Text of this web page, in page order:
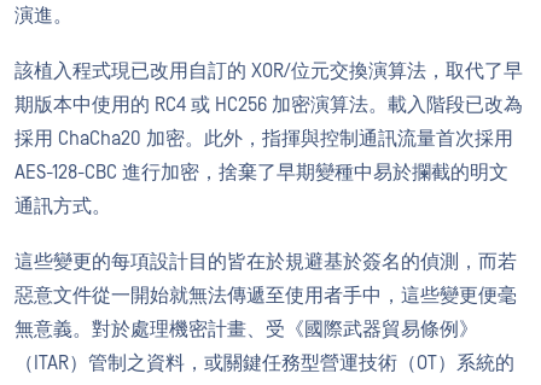
演進。
該植入程式現已改用自訂的 XOR/位元交換演算法，取代了早
期版本中使用的 RC4 或 HC256 加密演算法。載入階段已改為
採用 ChaCha20 加密。此外，指揮與控制通訊流量首次採用
AES-128-CBC 進行加密，捨棄了早期變種中易於攔截的明文
通訊方式。
這些變更的每項設計目的皆在於規避基於簽名的偵測，而若
惡意文件從一開始就無法傳遞至使用者手中，這些變更便毫
無意義。對於處理機密計畫、受《國際武器貿易條例》
（ITAR）管制之資料，或關鍵任務型營運技術（OT）系統的